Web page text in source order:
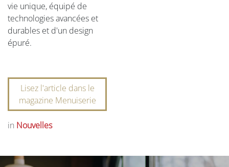
vie unique, équipé de
technologies avancées et
durables et d'un design
épuré.
Lisez l'article dans le
magazine Menuiserie
in Nouvelles